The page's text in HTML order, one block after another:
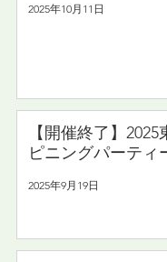
11/17(月)〜11/22(土)
2025年10月11日
【開催終了】2025
ピニングパーティ
2025年9月19日